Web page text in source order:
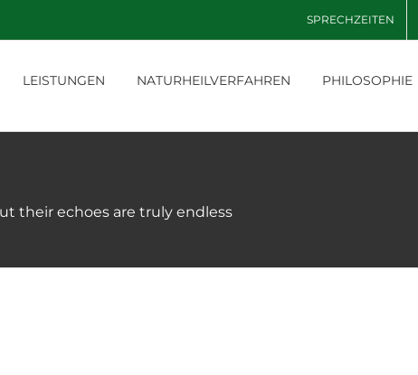
SPRECHZEITEN
LEISTUNGEN NATURHEILVERFAHREN PHILOSOPHIE
their echoes are truly endless